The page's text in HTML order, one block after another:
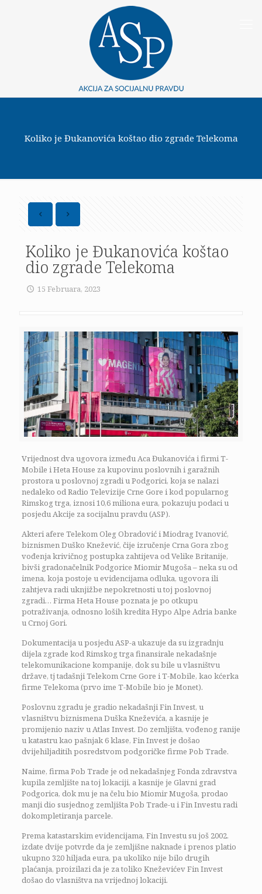
Koliko je Đukanovića koštao dio zgrade Telekoma
Koliko je Đukanovića koštao
dio zgrade Telekoma
15 Februara, 2023
Vrijednost dva ugovora između Aca Đukanovića i firmi T-
Mobile i Heta House za kupovinu poslovnih i garažnih
prostora u poslovnoj zgradi u Podgorici, koja se nalazi
nedaleko od Radio Televizije Crne Gore i kod popularnog
Rimskog trga, iznosi 10,6 miliona eura, pokazuju podaci u
posjedu Akcije za socijalnu pravdu (ASP).
Akteri afere Telekom Oleg Obradović i Miodrag Ivanović,
biznismen Duško Knežević, čije izručenje Crna Gora zbog
vođenja krivičnog postupka zahtijeva od Velike Britanije,
bivši gradonačelnik Podgorice Miomir Mugoša – neka su od
imena, koja postoje u evidencijama odluka, ugovora ili
zahtjeva radi uknjižbe nepokretnosti u toj poslovnoj
zgradi… Firma Heta House poznata je po otkupu
potraživanja, odnosno loših kredita Hypo Alpe Adria banke
u Crnoj Gori.
Dokumentacija u posjedu ASP-a ukazuje da su izgradnju
dijela zgrade kod Rimskog trga finansirale nekadašnje
telekomunikacione kompanije, dok su bile u vlasništvu
države, tj tadašnji Telekom Crne Gore i T-Mobile, kao kćerka
firme Telekoma (prvo ime T-Mobile bio je Monet).
Poslovnu zgradu je gradio nekadašnji Fin Invest, u
vlasništvu biznismena Duška Kneževića, a kasnije je
promijenio naziv u Atlas Invest. Do zemljišta, vođenog ranije
u katastru kao pašnjak 6 klase, Fin Invest je došao
dvijehiljaditih posredstvom podgoričke firme Pob Trade.
Naime, firma Pob Trade je od nekadašnjeg Fonda zdravstva
kupila zemljište na toj lokaciji, a kasnije je Glavni grad
Podgorica, dok mu je na čelu bio Miomir Mugoša, prodao
manji dio susjednog zemljišta Pob Trade-u i Fin Investu radi
dokompletiranja parcele.
Prema katastarskim evidencijama, Fin Investu su još 2002.
izdate dvije potvrde da je zemljišne naknade i prenos platio
ukupno 320 hiljada eura, pa ukoliko nije bilo drugih
plaćanja, proizilazi da je za toliko Kneževićev Fin Invest
došao do vlasništva na vrijednoj lokaciji.